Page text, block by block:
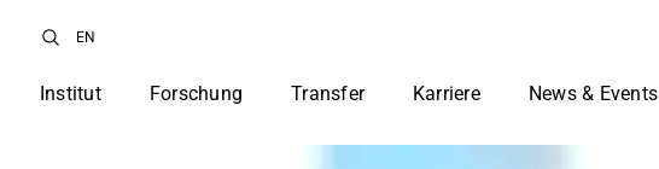
EN
Institut Forschung Transfer Karriere News & Events